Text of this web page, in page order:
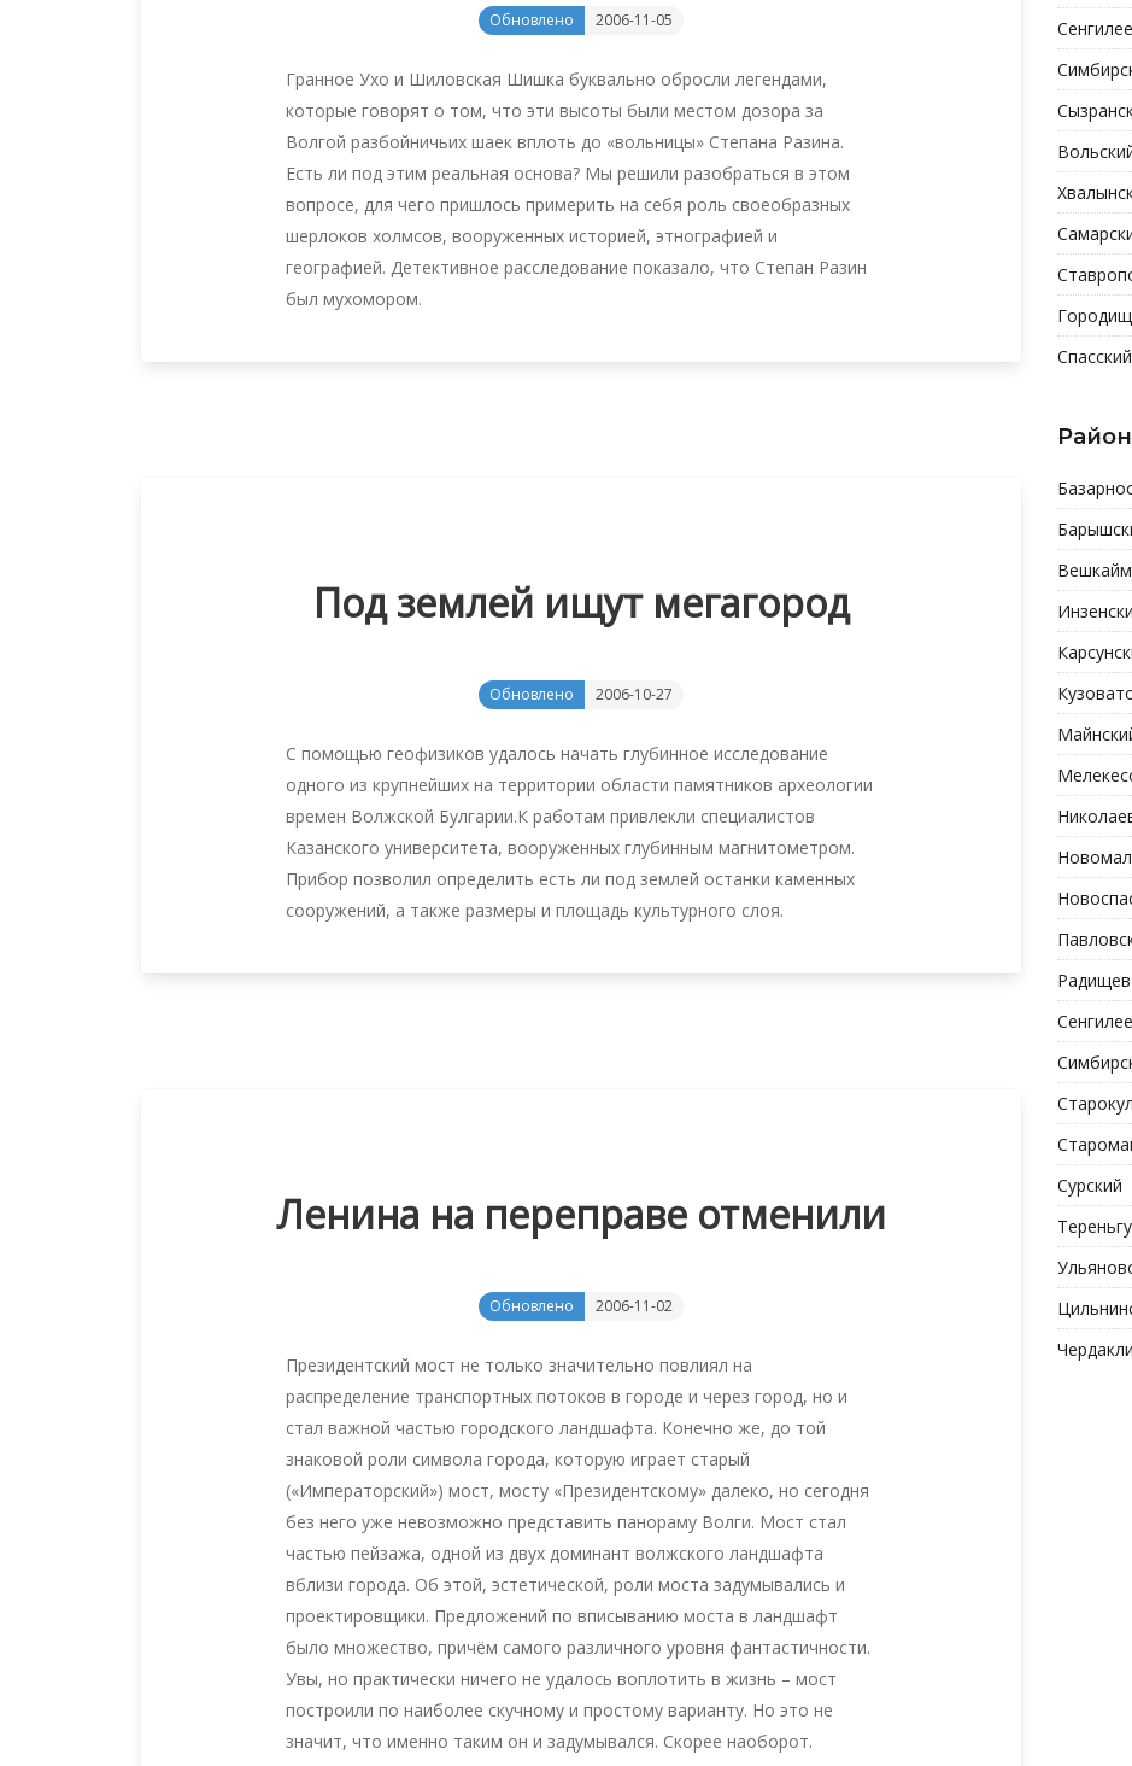
Обновлено 2006-11-05
Гранное Ухо и Шиловская Шишка буквально обросли легендами,
которые говорят о том, что эти высоты были местом дозора за
Волгой разбойничьих шаек вплоть до «вольницы» Степана Разина.
Есть ли под этим реальная основа? Мы решили разобраться в этом
вопросе, для чего пришлось примерить на себя роль своеобразных
шерлоков холмсов, вооруженных историей, этнографией и
географией. Детективное расследование показало, что Степан Разин
был мухомором.
Под землей ищут мегагород
Обновлено 2006-10-27
С помощью геофизиков удалось начать глубинное исследование
одного из крупнейших на территории области памятников археологии
времен Волжской Булгарии.К работам привлекли специалистов
Казанского университета, вооруженных глубинным магнитометром.
Прибор позволил определить есть ли под землей останки каменных
сооружений, а также размеры и площадь культурного слоя.
Ленина на переправе отменили
Обновлено 2006-11-02
Президентский мост не только значительно повлиял на
распределение транспортных потоков в городе и через город, но и
стал важной частью городского ландшафта. Конечно же, до той
знаковой роли символа города, которую играет старый
(«Императорский») мост, мосту «Президентскому» далеко, но сегодня
без него уже невозможно представить панораму Волги. Мост стал
частью пейзажа, одной из двух доминант волжского ландшафта
вблизи города. Об этой, эстетической, роли моста задумывались и
проектировщики. Предложений по вписыванию моста в ландшафт
было множество, причём самого различного уровня фантастичности.
Увы, но практически ничего не удалось воплотить в жизнь – мост
построили по наиболее скучному и простому варианту. Но это не
значит, что именно таким он и задумывался. Скорее наоборот.
Сурский